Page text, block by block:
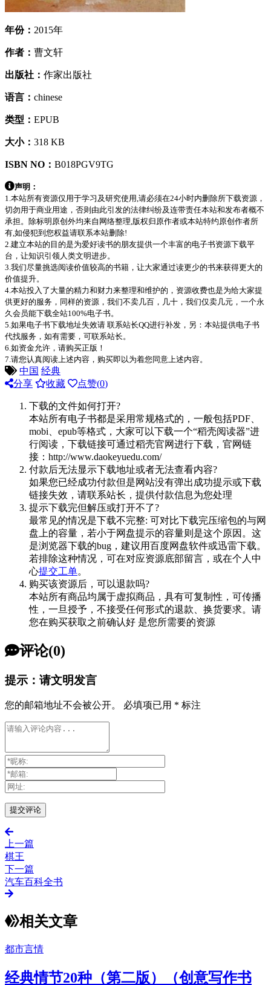
年份： 2015年
作者： 曹文轩
出版社： 作家出版社
语言： chinese
类型： EPUB
大小： 318 KB
ISBN NO： B018PGV9TG
声明：
1.本站所有资源仅用于学习及研究使用,请必须在24小时内删除所下载资源，
切勿用于商业用途，否则由此引发的法律纠纷及连带责任本站和发布者概不
承担。除标明原创外均来自网络整理,版权归原作者或本站特约原创作者所
有,如侵犯到您权益请联系本站删除!
2.建立本站的目的是为爱好读书的朋友提供一个丰富的电子书资源下载平
台，让知识引领人类文明进步。
3.我们尽量挑选阅读价值较高的书籍，让大家通过读更少的书来获得更大的
价值提升。
4.本站投入了大量的精力和财力来整理和维护的，资源收费也是为给大家提
供更好的服务，同样的资源，我们不卖几百，几十，我们仅卖几元，一个永
久会员能下载全站100%电子书。
5.如果电子书下载地址失效请 联系站长QQ进行补发，另：本站提供电子书
代找服务，如有需要，可联系站长。
6.如资金允许，请购买正版！
7.请您认真阅读上述内容，购买即以为着您同意上述内容。
中国 经典
分享
收藏 点赞(0)
下载的文件如何打开?
本站所有电子书都是采用常规格式的，一般包括PDF、
mobi、epub等格式，大家可以下载一个“稻壳阅读器”进
行阅读，下载链接可通过稻壳官网进行下载，官网链
接：http://www.daokeyuedu.com/
付款后无法显示下载地址或者无法查看内容?
如果您已经成功付款但是网站没有弹出成功提示或下载
链接失效，请联系站长，提供付款信息为您处理
提示下载完但解压或打开不了?
最常见的情况是下载不完整: 可对比下载完压缩包的与网
盘上的容量，若小于网盘提示的容量则是这个原因。这
是浏览器下载的bug，建议用百度网盘软件或迅雷下载。
若排除这种情况，可在对应资源底部留言，或在个人中
心提交工单。
购买该资源后，可以退款吗?
本站所有商品均属于虚拟商品，具有可复制性，可传播
性，一旦授予，不接受任何形式的退款、换货要求。请
您在购买获取之前确认好 是您所需要的资源
评论(0)
提示：请文明发言
您的邮箱地址不会被公开。 必填项已用 * 标注
上一篇
棋王
下一篇
汽车百科全书
相关文章
都市言情
经典情节20种（第二版）（创意写作书